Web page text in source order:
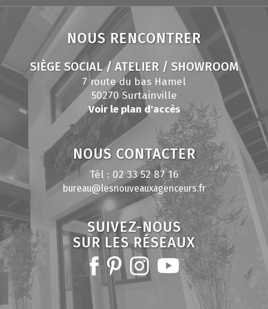
NOUS RENCONTRER
SIÈGE SOCIAL / ATELIER / SHOWROOM
7 route du bas Hamel
50270 Surtainville
Voir le plan d'accès
NOUS CONTACTER
Tél : 02 33 52 87 16
bureau@lesnouveauxagenceurs.fr
SUIVEZ-NOUS
SUR LES RÉSEAUX